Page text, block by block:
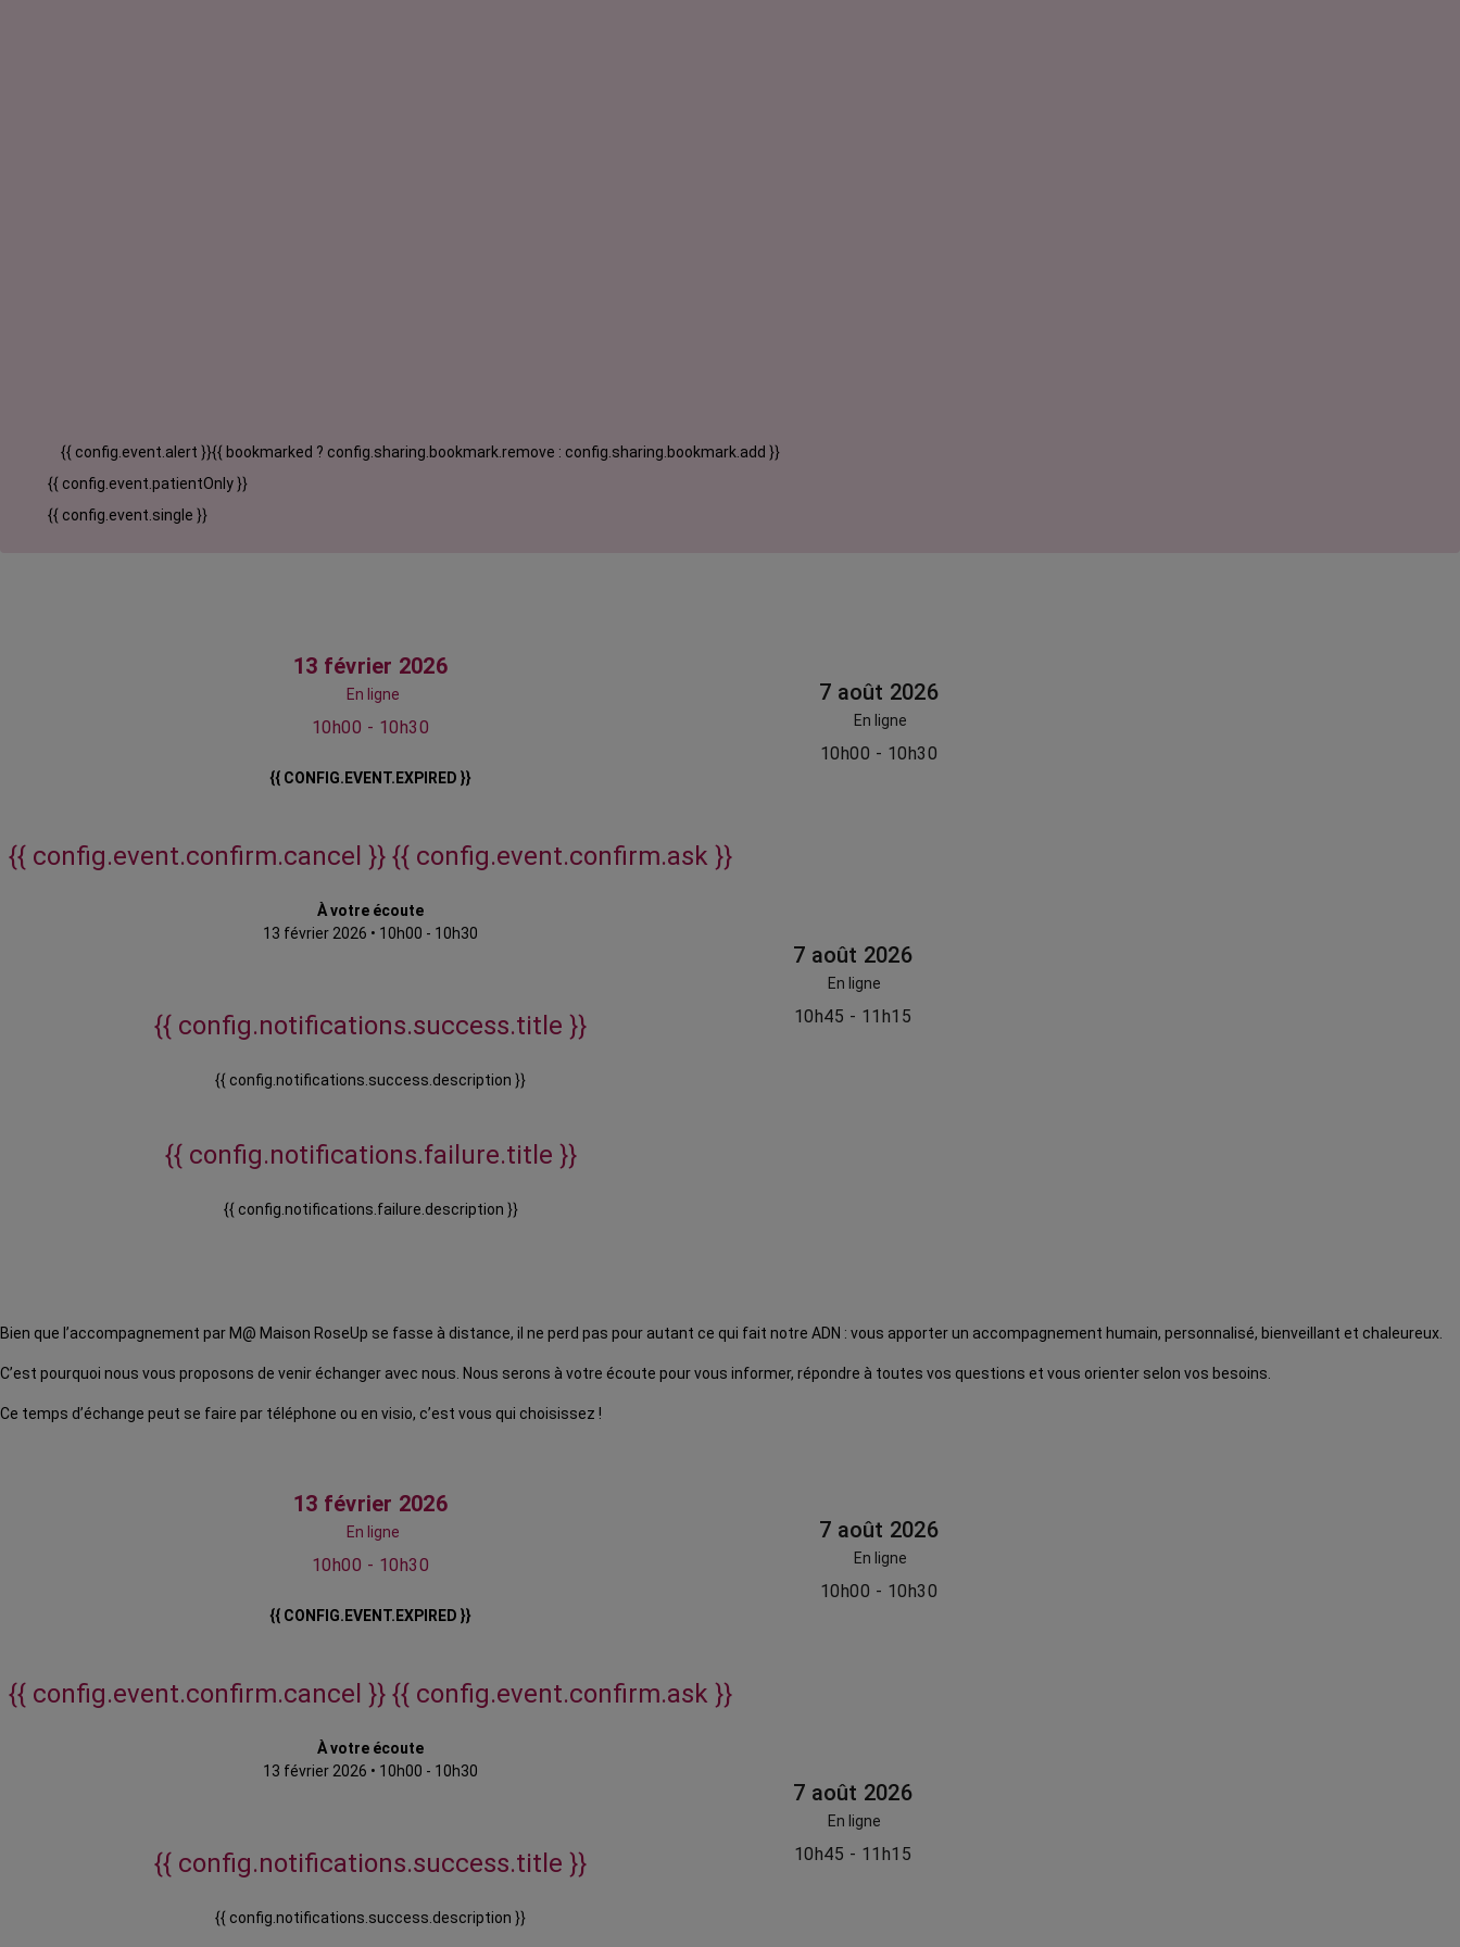
{{ config.event.alert }}{{ bookmarked ? config.sharing.bookmark.remove : config.sharing.bookmark.add }}
{{ config.event.patientOnly }}
{{ config.event.single }}
13 février 2026
En ligne
10h00 - 10h30
{{ CONFIG.EVENT.EXPIRED }}
{{ config.event.confirm.cancel }} {{ config.event.confirm.ask }}
À votre écoute
13 février 2026 • 10h00 - 10h30
{{ config.notifications.success.title }}
{{ config.notifications.success.description }}
{{ config.notifications.failure.title }}
{{ config.notifications.failure.description }}
7 août 2026
En ligne
10h00 - 10h30
7 août 2026
En ligne
10h45 - 11h15
Bien que l’accompagnement par M@ Maison RoseUp se fasse à distance, il ne perd pas pour autant ce qui fait notre ADN : vous apporter un accompagnement humain, personnalisé, bienveillant et chaleureux.
C’est pourquoi nous vous proposons de venir échanger avec nous. Nous serons à votre écoute pour vous informer, répondre à toutes vos questions et vous orienter selon vos besoins.
Ce temps d’échange peut se faire par téléphone ou en visio, c’est vous qui choisissez !
13 février 2026
En ligne
10h00 - 10h30
{{ CONFIG.EVENT.EXPIRED }}
{{ config.event.confirm.cancel }} {{ config.event.confirm.ask }}
À votre écoute
13 février 2026 • 10h00 - 10h30
{{ config.notifications.success.title }}
{{ config.notifications.success.description }}
7 août 2026
En ligne
10h00 - 10h30
7 août 2026
En ligne
10h45 - 11h15